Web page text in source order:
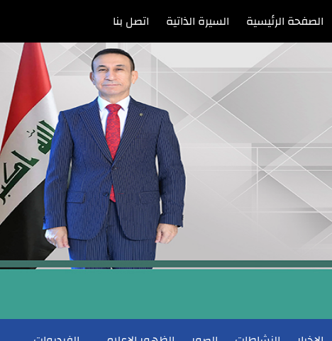
الصفحة الرئيسية السيرة الذاتية اتصل بنا